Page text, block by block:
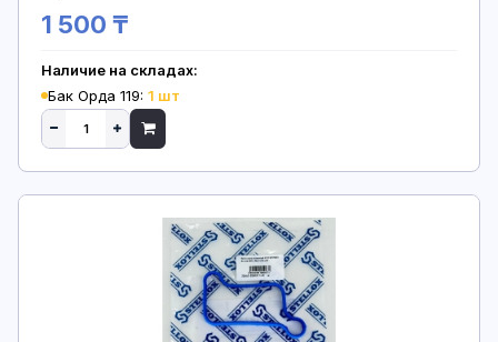
1 500 ₸
Наличие на складах:
Бак Орда 119: 1 шт